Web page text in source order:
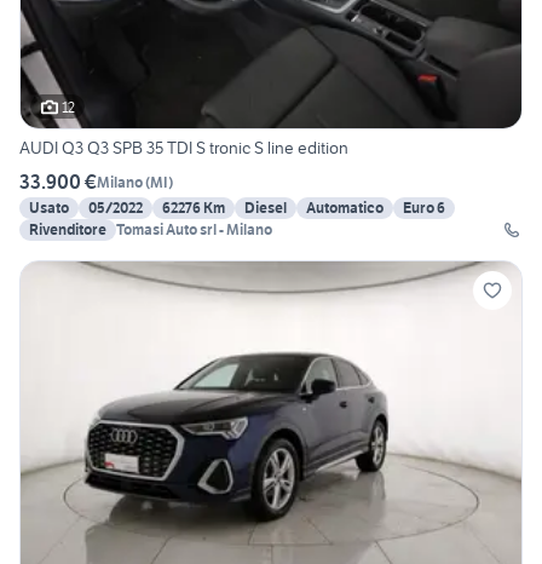
12
AUDI Q3 Q3 SPB 35 TDI S tronic S line edition
33.900 €Milano(MI)
Usato
05/2022 62276 Km Diesel Automatico
Euro 6
Rivenditore Tomasi Auto srl - Milano